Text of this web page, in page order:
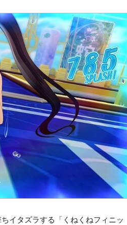
イタズラする「くねくねフィニッ